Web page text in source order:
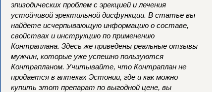
эпизодических проблем с эрекцией и лечения
устойчивой эректильной дисфункции. В статье вы
найдете исчерпывающую информацию о составе,
свойствах и инструкцию по применению
Контраплана. Здесь же приведены реальные отзывы
мужчин, которые уже успешно пользуются
Контрапланом. Учитывайте, что Контраплан не
продается в аптеках Эстонии, где и как можно
купить этот препарат по выгодной цене, вы